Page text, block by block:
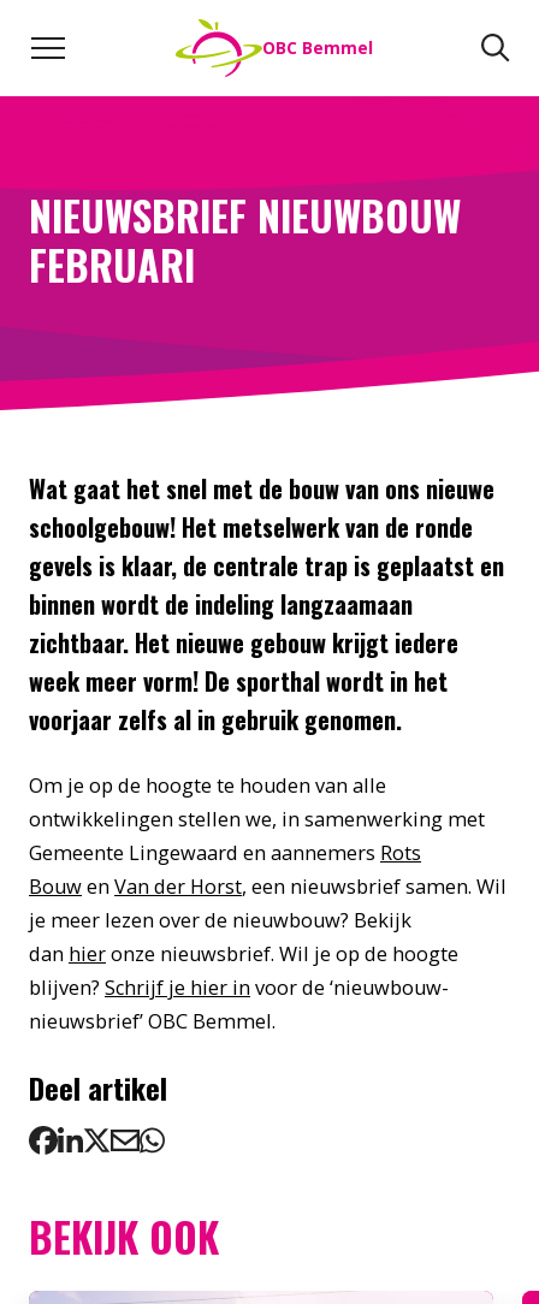
OBC Bemmel
Direct naar: Werken bij We helpen je opweg
NIEUWSBRIEF NIEUWBOUW
FEBRUARI
Wat gaat het snel met de bouw van ons nieuwe
schoolgebouw! Het metselwerk van de ronde
gevels is klaar, de centrale trap is geplaatst en
binnen wordt de indeling langzaamaan
zichtbaar. Het nieuwe gebouw krijgt iedere
week meer vorm! De sporthal wordt in het
voorjaar zelfs al in gebruik genomen.
Om je op de hoogte te houden van alle
ontwikkelingen stellen we, in samenwerking met
Gemeente Lingewaard en aannemers Rots
BouwenVan der Horst, een nieuwsbrief samen. Wil
je meer lezen over de nieuwbouw? Bekijk
dan hieronze nieuwsbrief. Wil je op de hoogte
blijven? Schrijf je hier invoor de ‘nieuwbouw-
nieuwsbrief’ OBC Bemmel.
Deel artikel
BEKIJK OOK